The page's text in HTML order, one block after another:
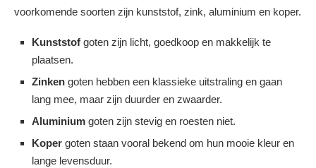
voorkomende soorten zijn kunststof, zink, aluminium en koper.
Kunststof goten zijn licht, goedkoop en makkelijk te
plaatsen.
Zinken goten hebben een klassieke uitstraling en gaan
lang mee, maar zijn duurder en zwaarder.
Aluminium goten zijn stevig en roesten niet.
Koper goten staan vooral bekend om hun mooie kleur en
lange levensduur.